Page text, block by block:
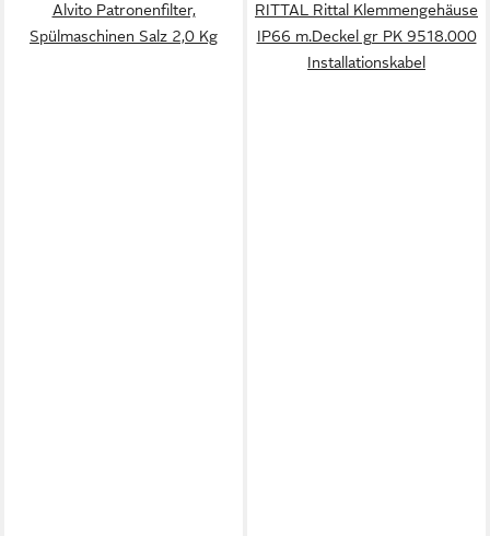
Alvito Patronenfilter,
Spülmaschinen Salz 2,0 Kg
RITTAL Rittal Klemmengehäuse
IP66 m.Deckel gr PK 9518.000
Installationskabel